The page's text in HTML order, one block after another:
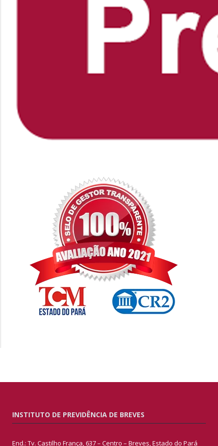
INSTITUTO DE PREVIDÊNCIA DE BREVES
End.: Tv. Castilho França, 637 – Centro – Breves, Estado do Pará